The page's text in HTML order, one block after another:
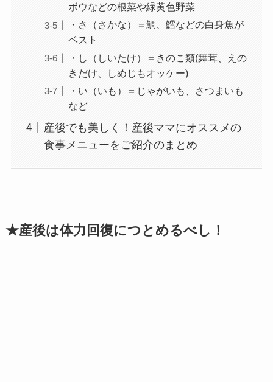
ボウなどの根菜や緑黄色野菜
・さ（さかな）＝鯛、鱈などの白身魚が
ベスト
・し（しいたけ）＝きのこ類(舞茸、えの
きだけ、しめじもオッケー)
・い（いも）＝じゃがいも、さつまいも
など
産後でも美しく！産後ママにオススメの
食事メニューをご紹介のまとめ
★産後は体力回復につとめるべし！